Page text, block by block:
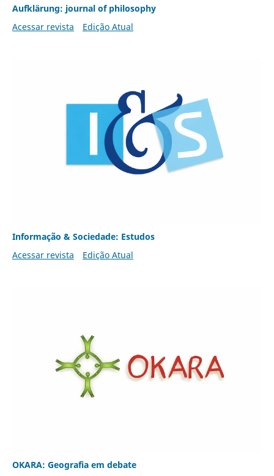
Aufklärung: journal of philosophy
Acessar revista
Edição Atual
Informação & Sociedade: Estudos
Acessar revista
Edição Atual
OKARA: Geografia em debate